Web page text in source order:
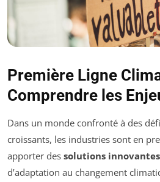
Première Ligne
Comprendre les
Dans un monde confronté à des
croissants, les industries sont en
apporter des solutions innovantes
d’adaptation au changement